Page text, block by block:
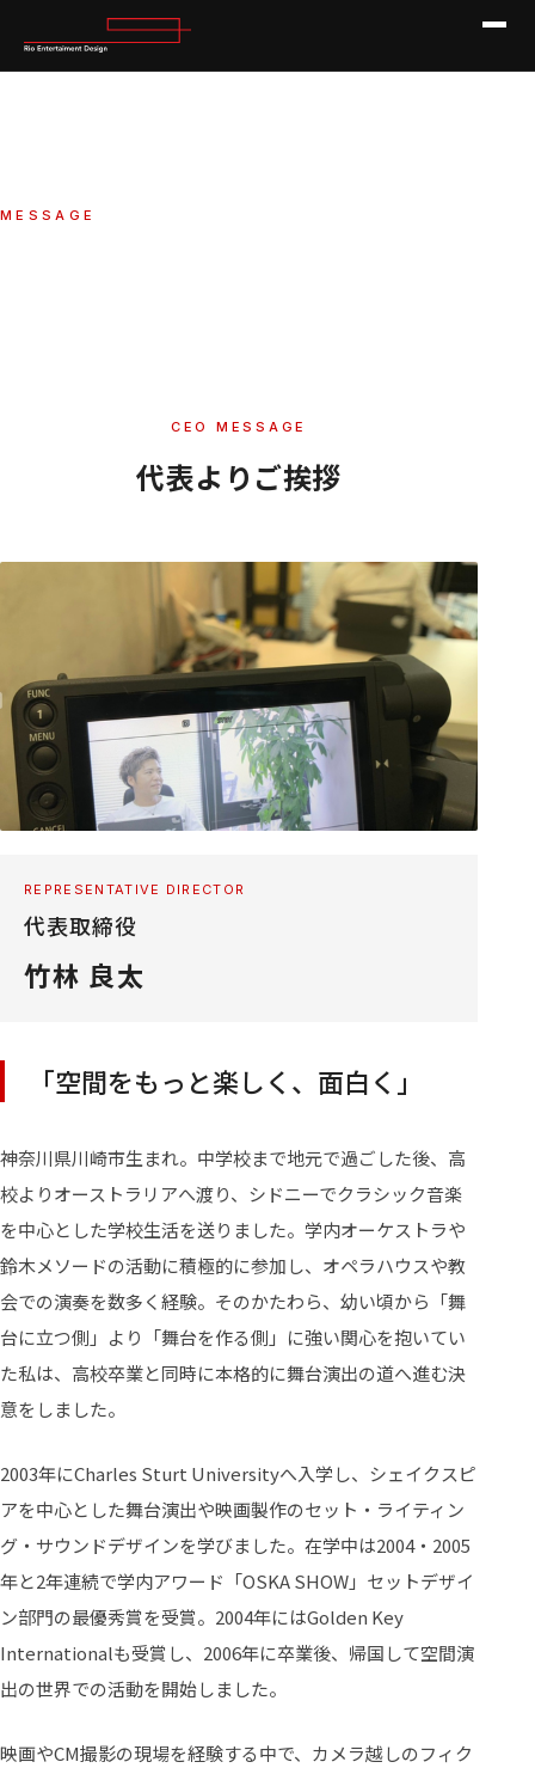
MESSAGE
CEO MESSAGE
代表よりご挨拶
REPRESENTATIVE DIRECTOR
代表取締役
竹林 良太
「空間をもっと楽しく、面白く」
神奈川県川崎市生まれ。中学校まで地元で過ごした後、高
校よりオーストラリアへ渡り、シドニーでクラシック音楽
を中心とした学校生活を送りました。学内オーケストラや
鈴木メソードの活動に積極的に参加し、オペラハウスや教
会での演奏を数多く経験。そのかたわら、幼い頃から「舞
台に立つ側」より「舞台を作る側」に強い関心を抱いてい
た私は、高校卒業と同時に本格的に舞台演出の道へ進む決
意をしました。
2003年にCharles Sturt Universityへ入学し、シェイクスピ
アを中心とした舞台演出や映画製作のセット・ライティン
グ・サウンドデザインを学びました。在学中は2004・2005
年と2年連続で学内アワード「OSKA SHOW」セットデザイ
ン部門の最優秀賞を受賞。2004年にはGolden Key
Internationalも受賞し、2006年に卒業後、帰国して空間演
出の世界での活動を開始しました。
映画やCM撮影の現場を経験する中で、カメラ越しのフィク